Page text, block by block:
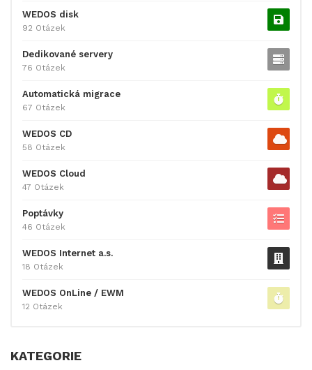
WEDOS disk
92 Otázek
Dedikované servery
76 Otázek
Automatická migrace
67 Otázek
WEDOS CD
58 Otázek
WEDOS Cloud
47 Otázek
Poptávky
46 Otázek
WEDOS Internet a.s.
18 Otázek
WEDOS OnLine / EWM
12 Otázek
KATEGORIE